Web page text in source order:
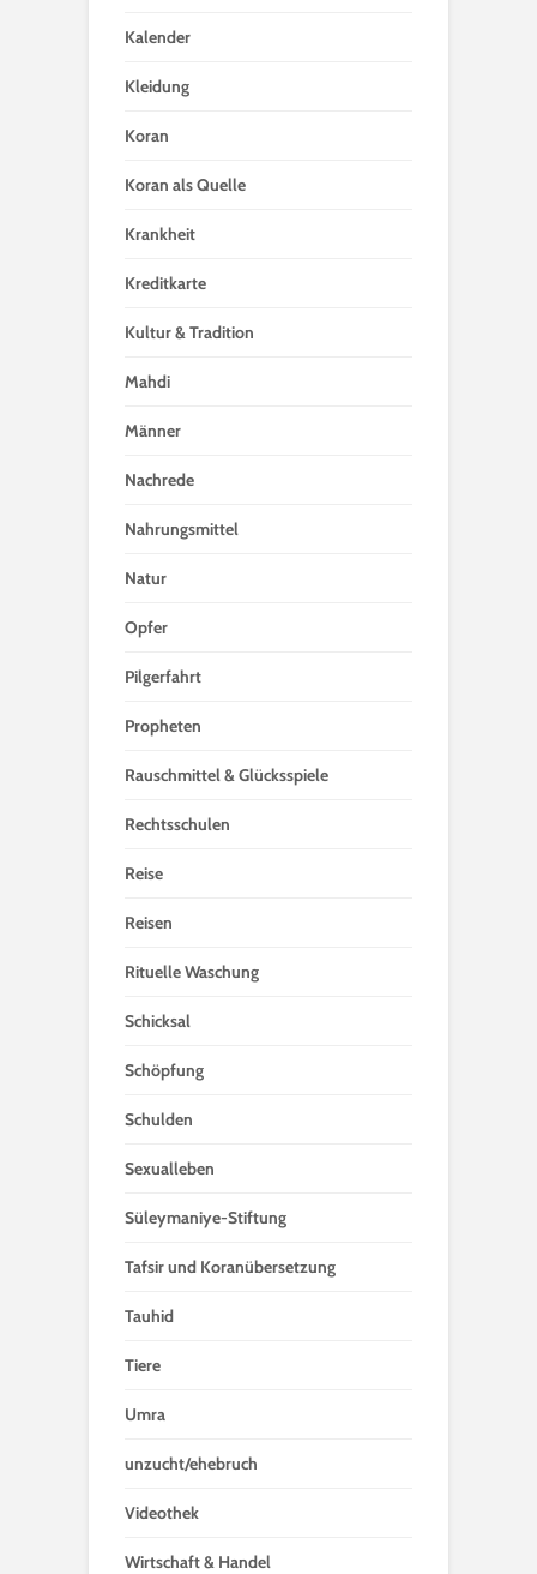
Kalender
Kleidung
Koran
Koran als Quelle
Krankheit
Kreditkarte
Kultur & Tradition
Mahdi
Männer
Nachrede
Nahrungsmittel
Natur
Opfer
Pilgerfahrt
Propheten
Rauschmittel & Glücksspiele
Rechtsschulen
Reise
Reisen
Rituelle Waschung
Schicksal
Schöpfung
Schulden
Sexualleben
Süleymaniye-Stiftung
Tafsir und Koranübersetzung
Tauhid
Tiere
Umra
unzucht/ehebruch
Videothek
Wirtschaft & Handel